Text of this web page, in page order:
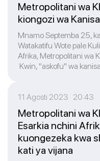
Metropolitani wa
kiongozi wa
Mnamo Septemba 25,
Watakatifu Wote pale
Afrika, Metropolitani wa
Kwin, "askofu" wa
11 Agosti 2023 20:43
Metropolitani wa
Esarkia nchini
kuongezeka kwa
kati ya vijana